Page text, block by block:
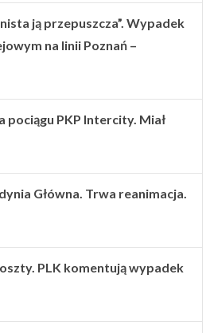
ją przepuszcza”. Wypadek
na linii Poznań –
pociągu PKP Intercity. Miał
Główna. Trwa reanimacja.
PLK komentują wypadek